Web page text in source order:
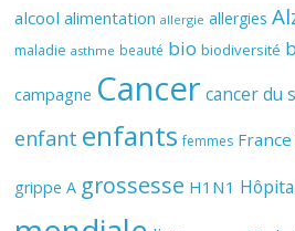
alcool alimentation allergie allergies
maladie asthme beauté bio biodiversité
campagne Cancer cancer du
enfant enfants femmes France
grippe A grossesse H1N1